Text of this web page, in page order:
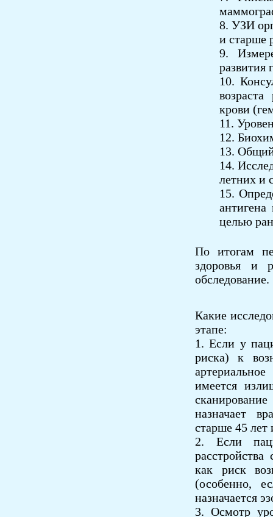
8. УЗИ
и старше
9.
развития
10.
крови
11.
12.
13.
14.
летних и
15.
целью
По итогам
здоровья и
обследование.
Какие
этапе:
1. Если у
риска) к
имеется
назначает
старше 45
2. Если
как риск
(особенно,
назначается
3. Осмотр